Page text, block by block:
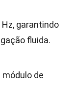
garantindo
fluida.
módulo de